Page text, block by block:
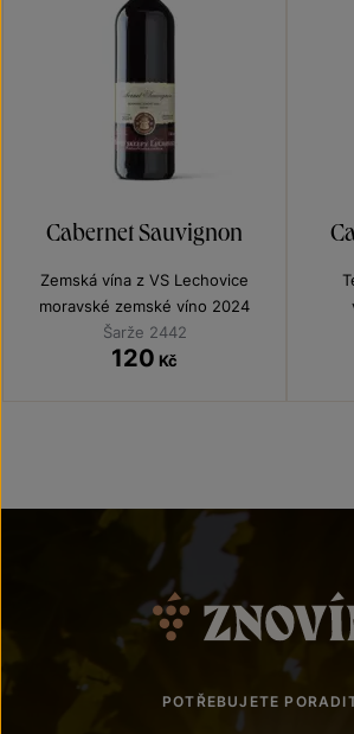
Cabernet Sauvignon
Zemská vína z VS Lechovice
moravské zemské víno 2024
Šarže 2442
120 Kč
POTŘEBUJETE